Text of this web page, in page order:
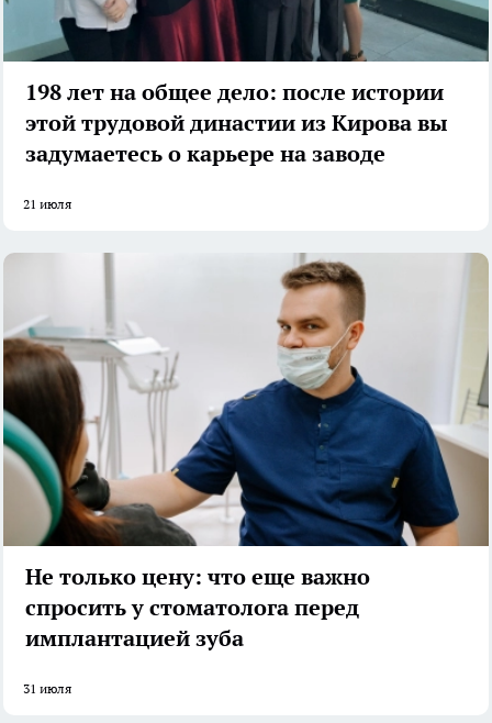
198 лет на общее дело: после истории
этой трудовой династии из Кирова вы
задумаетесь о карьере на заводе
21 июля
Не только цену: что еще важно
спросить у стоматолога перед
имплантацией зуба
31 июля